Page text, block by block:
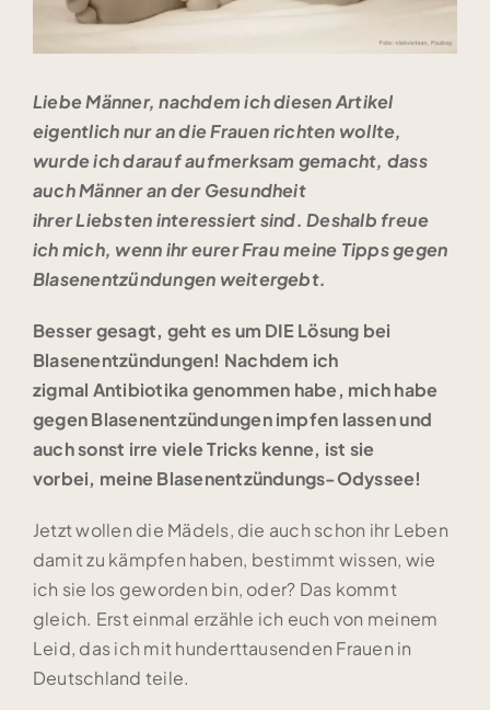
Liebe Männer, nachdem ich diesen Artikel
eigentlich nur an die Frauen richten wollte,
wurde ich darauf aufmerksam gemacht, dass
auch Männer an der Gesundheit
ihrer Liebsten interessiert sind. Deshalb freue
ich mich, wenn ihr eurer Frau meine Tipps gegen
Blasenentzündungen weitergebt.
Besser gesagt, geht es um DIE Lösung bei
Blasenentzündungen! Nachdem ich
zigmal Antibiotika genommen habe, mich habe
gegen Blasenentzündungen impfen lassen und
auch sonst irre viele Tricks kenne, ist sie
vorbei, meine Blasenentzündungs-Odyssee!
Jetzt wollen die Mädels, die auch schon ihr Leben
damit zu kämpfen haben, bestimmt wissen, wie
ich sie los geworden bin, oder? Das kommt
gleich. Erst einmal erzähle ich euch von meinem
Leid, das ich mit hunderttausenden Frauen in
Deutschland teile.